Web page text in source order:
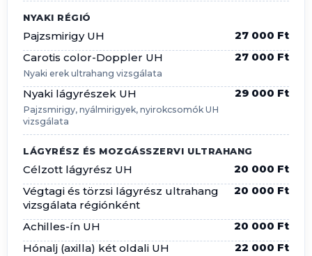
NYAKI RÉGIÓ
Pajzsmirigy UH
27 000 Ft
Carotis color-Doppler UH
Nyaki erek ultrahang vizsgálata
27 000 Ft
Nyaki lágyrészek UH
Pajzsmirigy, nyálmirigyek, nyirokcsomók UH
vizsgálata
29 000 Ft
LÁGYRÉSZ ÉS MOZGÁSSZERVI ULTRAHANG
Célzott lágyrész UH
20 000 Ft
Végtagi és törzsi lágyrész ultrahang
vizsgálata régiónként
20 000 Ft
Achilles-ín UH
20 000 Ft
Hónalj (axilla) két oldali UH
22 000 Ft